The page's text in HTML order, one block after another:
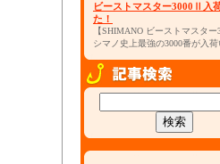
ビーストマスター3000Ⅱ入
た！
【SHIMANO ビーストマスター
シマノ史上最強の3000番が入荷